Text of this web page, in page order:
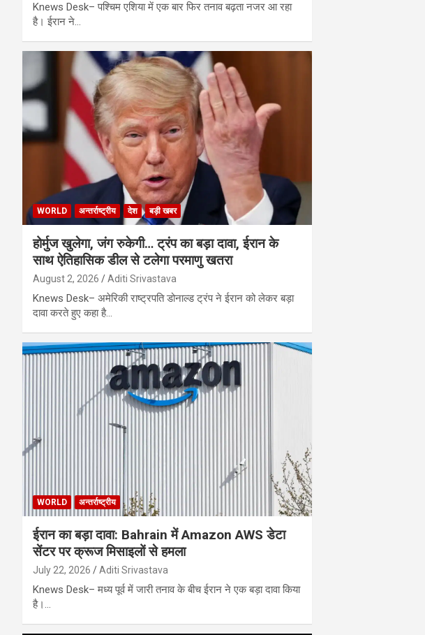
Knews Desk– पश्चिम एशिया में एक बार फिर तनाव बढ़ता नजर आ रहा
है। ईरान ने…
WORLD अन्तर्राष्ट्रीय देश बड़ी खबर
होर्मुज खुलेगा, जंग रुकेगी… ट्रंप का बड़ा दावा, ईरान के
साथ ऐतिहासिक डील से टलेगा परमाणु खतरा
August 2, 2026 Aditi Srivastava
Knews Desk– अमेरिकी राष्ट्रपति डोनाल्ड ट्रंप ने ईरान को लेकर बड़ा
दावा करते हुए कहा है…
WORLD अन्तर्राष्ट्रीय
ईरान का बड़ा दावा: Bahrain में Amazon AWS डेटा
सेंटर पर क्रूज मिसाइलों से हमला
July 22, 2026 Aditi Srivastava
Knews Desk– मध्य पूर्व में जारी तनाव के बीच ईरान ने एक बड़ा दावा किया
है।…